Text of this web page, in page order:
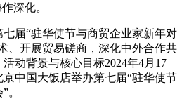
深化。
届“驻华使节与商贸企业家新年对
、开展贸易磋商，深化中外合作共
动背景与核心目标2024年4月17
中国大饭店举办第七届“驻华使节
。